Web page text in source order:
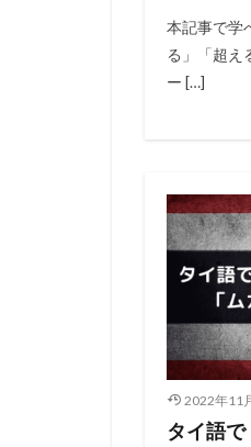
本記事で学
る」「超え
ー […]
2022年11
タイ語で